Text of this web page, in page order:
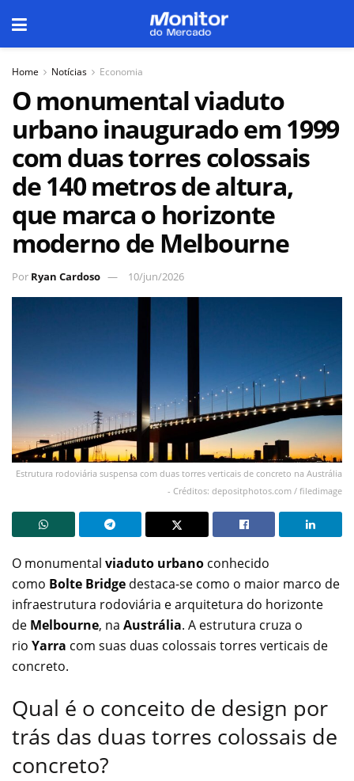
Home Notícias Economia
O monumental viaduto
urbano inaugurado em 1999
com duas torres colossais
de 140 metros de altura,
que marca o horizonte
moderno de Melbourne
Por Ryan Cardoso 10/jun/2026
Estrutura rodoviária suspensa com duas torres verticais de concreto na Austrália
- Créditos: depositphotos.com / filedimage
O monumental viaduto urbano conhecido
como Bolte Bridge destaca-se como o maior marco de
infraestrutura rodoviária e arquitetura do horizonte
de Melbourne, na Austrália. A estrutura cruza o
rio Yarra com suas duas colossais torres verticais de
concreto.
Qual é o conceito de design por
trás das duas torres colossais de
concreto?